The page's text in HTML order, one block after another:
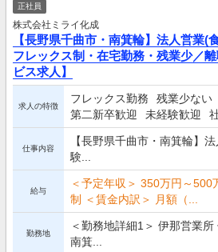
正社員
株式会社ミライ化成
【長野県千曲市・南箕輪】法人営
フレックス制・在宅勤務・残業少／
ビス求人】
求人の特徴
フレックス勤務 残業少ない
第二新卒歓迎
未経験歓迎
仕事内容
【長野県千曲市・南箕輪】
験...
給与
＜予定年収＞ 350万円～500
制 ＜賃金内訳＞ 月額（...
勤務地
＜勤務地詳細1＞ 伊那営業
南箕...